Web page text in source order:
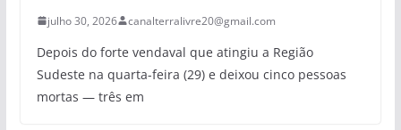
julho 30, 2026 canalterralivre20@gmail.com
Depois do forte vendaval que atingiu a Região
Sudeste na quarta-feira (29) e deixou cinco pessoas
mortas — três em